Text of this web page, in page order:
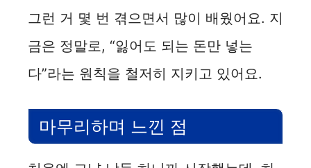
그런 거 몇 번 겪으면서 많이 배웠어요. 지
금은 정말로, “잃어도 되는 돈만 넣는
다”라는 원칙을 철저히 지키고 있어요.
마무리하며 느낀 점